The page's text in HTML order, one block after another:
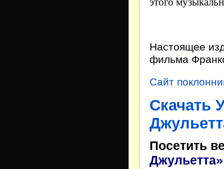
Настоящее
фильма
Сайт
Скачать
Посетить
Джульетта»